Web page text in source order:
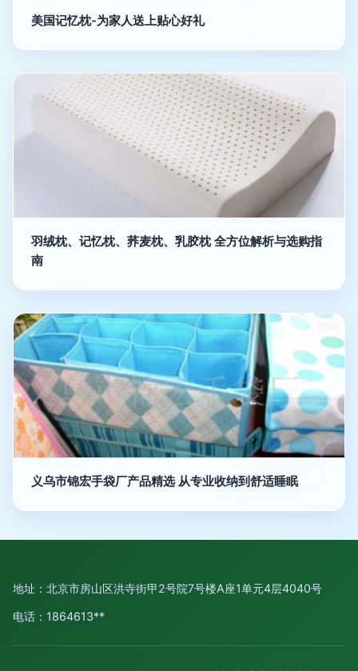
美国记忆枕-为家人送上贴心好礼
羽绒枕、记忆枕、荞麦枕、乳胶枕 全方位解析与选购指
南
义乌市锦宏手袋厂产品精选 从专业收纳到舒适睡眠
地址：北京市房山区洪寺街甲2号院7号楼A座1单元4层4040号
电话：1864613**